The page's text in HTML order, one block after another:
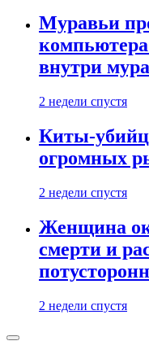
Муравьи
внутри
2 недели спустя
Киты-
огромных
2 недели спустя
Женщина
смерти и
2 недели спустя